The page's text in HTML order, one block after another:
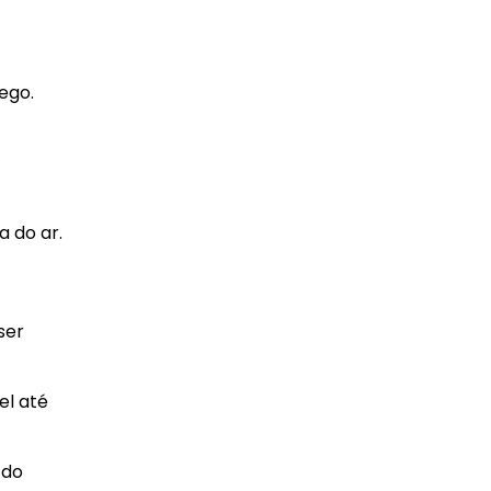
do ar.
até